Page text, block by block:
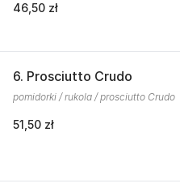
46,50 zł
6. Prosciutto Crudo
pomidorki / rukola / prosciutto Crudo
51,50 zł